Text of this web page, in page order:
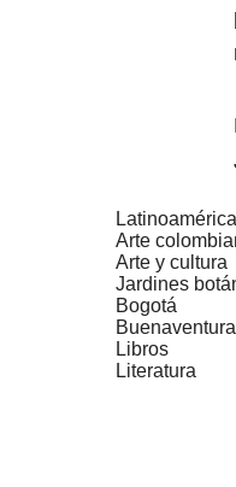
Latinoamérica
Arte
Arte y cultura
Jardines
Bogotá
Buenaventura
Libros
Literatura